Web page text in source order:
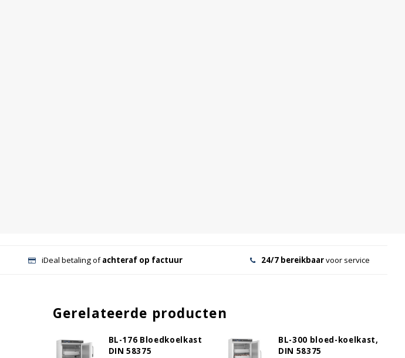
iDeal betaling ofachteraf op factuur 24/7 bereikbaarvoor service
Gerelateerde producten
BL-176 Bloedkoelkast
DIN 58375
BL-300 bloed-koelkast,
DIN 58375